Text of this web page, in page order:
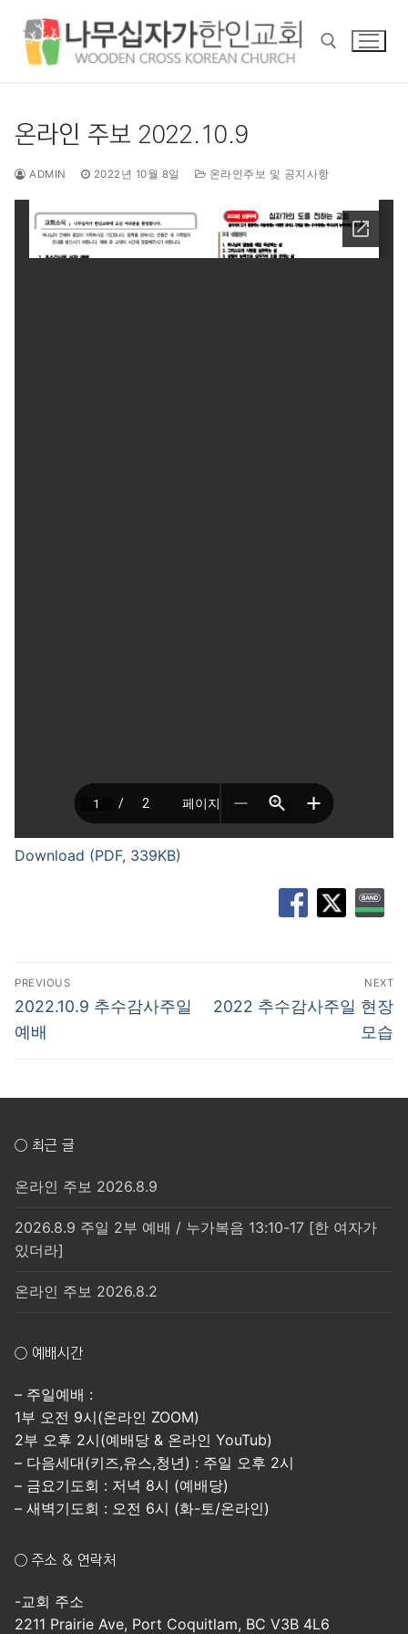
온라인 주보 2022.10.9
ADMIN 2022년 10월 8일 온라인주보 및 공지사항
Download (PDF, 339KB)
글
탐
색
PREVIOUS
Previous
post:
2022.10.9 추수감사주일
예배
NEXT
Next
2022 추수감사주일 현장
모습
○ 최근 글
온라인 주보 2026.8.9
2026.8.9 주일 2부 예배 / 누가복음 13:10-17 [한 여자가
있더라]
온라인 주보 2026.8.2
○ 예배시간
– 주일예배 :
1부 오전 9시(온라인 ZOOM)
2부 오후 2시(예배당 & 온라인 YouTub)
– 다음세대(키즈,유스,청년) : 주일 오후 2시
– 금요기도회 : 저녁 8시 (예배당)
– 새벽기도회 : 오전 6시 (화-토/온라인)
○ 주소 & 연락처
-교회 주소
2211 Prairie Ave, Port Coquitlam, BC V3B 4L6